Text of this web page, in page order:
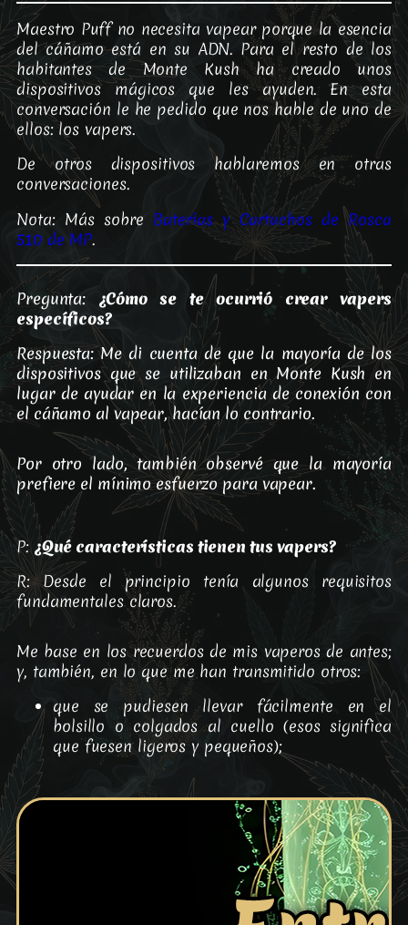
Maestro Puff no necesita vapear porque la esencia
del cáñamo está en su ADN. Para el resto de los
habitantes de Monte Kush ha creado unos
dispositivos mágicos que les ayuden. En esta
conversación le he pedido que nos hable de uno de
ellos: los vapers.
De otros dispositivos hablaremos en otras
conversaciones.
Nota: Más sobre Baterías y Cartuchos de Rosca
510 de MP.
Pregunta: ¿Cómo se te ocurrió crear vapers
específicos?
Respuesta: Me di cuenta de que la mayoría de los
dispositivos que se utilizaban en Monte Kush en
lugar de ayudar en la experiencia de conexión con
el cáñamo al vapear, hacían lo contrario.
Por otro lado, también observé que la mayoría
prefiere el mínimo esfuerzo para vapear.
P:¿Qué características tienen tus vapers?
R: Desde el principio tenía algunos requisitos
fundamentales claros.
Me base en los recuerdos de mis vaperos de antes;
y, también, en lo que me han transmitido otros:
que se pudiesen llevar fácilmente en el
bolsillo o colgados al cuello (esos significa
que fuesen ligeros y pequeños);